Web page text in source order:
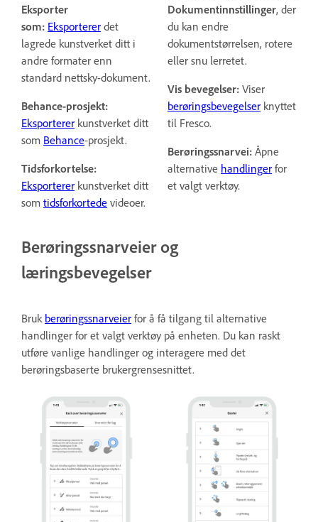
Eksporter
som: Eksporterer det
lagrede kunstverket ditt i
andre formater enn
standard nettsky-dokument.
Behance-prosjekt:
Eksporterer kunstverket ditt
som Behance-prosjekt.
Tidsforkortelse:
Eksporterer kunstverket ditt
som tidsforkortede videoer.
Dokumentinnstillinger, der
du kan endre
dokumentstørrelsen, rotere
eller snu lerretet.
Vis bevegelser: Viser
berøringsbevegelser knyttet
til Fresco.
Berøringssnarvei: Åpne
alternative handlinger for
et valgt verktøy.
Berøringssnarveier og
læringsbevegelser
Bruk berøringssnarveier for å få tilgang til alternative
handlinger for et valgt verktøy på enheten. Du kan raskt
utføre vanlige handlinger og interagere med det
berøringsbaserte brukergrensesnittet.